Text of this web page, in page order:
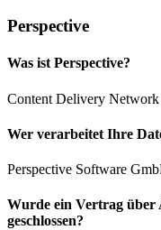
Perspective
Was ist Perspective?
Content Delivery
Wer verarbeitet Ihre
Perspective Software
Wurde ein Vertrag über
geschlossen?